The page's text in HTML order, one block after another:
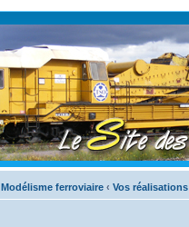
Modélisme ferroviaire ‹ Vos réalisations